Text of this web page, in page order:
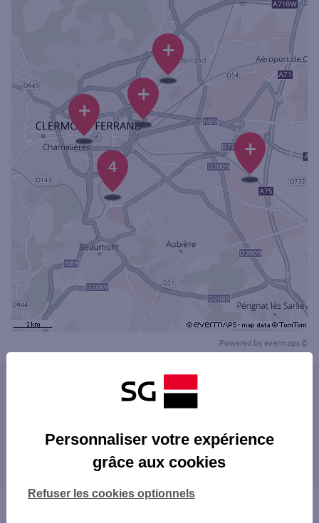
Rechercher
+
+
+
+
4
Powered by evermaps ©
Les distributeurs/automates dans les villes à
BEAUMONT
RIOM
Les distributeurs/automates dans les
départements limitrophes
15 CANTAL
Personnaliser votre expérience
grâce aux cookies
Refuser les cookies optionnels